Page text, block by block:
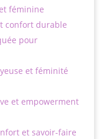
féminine
confort durable
pour
et féminité
et empowerment
et savoir-faire